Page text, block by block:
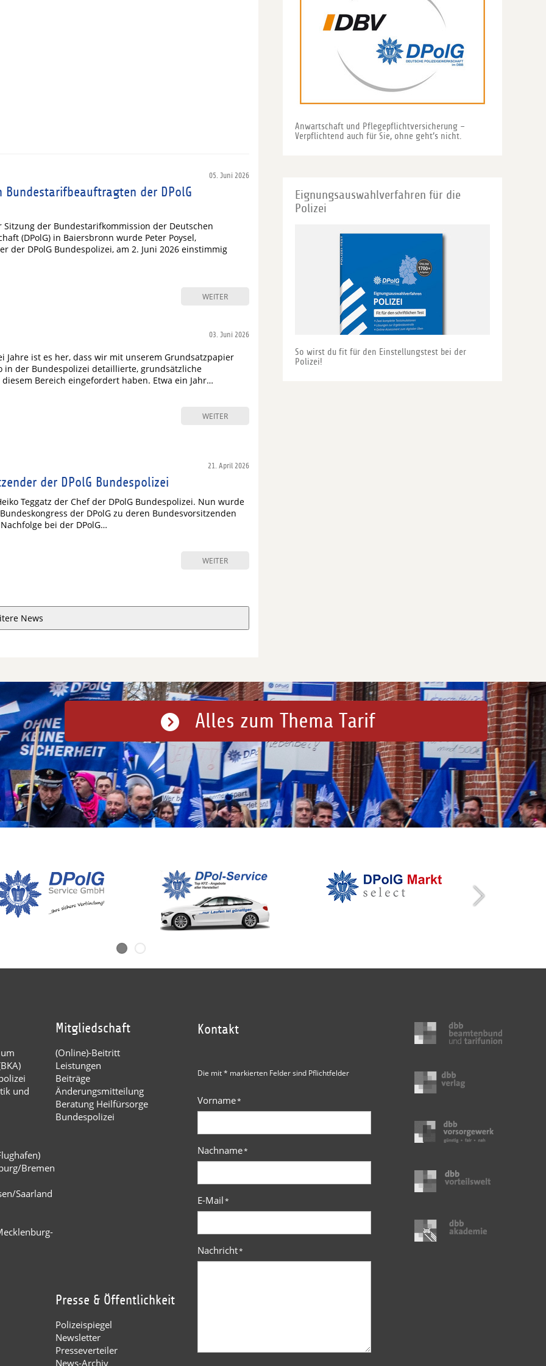
05. Juni 2026
der DPolG
Sitzung der Bundestarifkommission der Deutschen
(DPolG) in Baiersbronn wurde Peter Poysel,
der DPolG Bundespolizei, am 2. Juni 2026 einstimmig
WEITER
03. Juni 2026
Jahre ist es her, dass wir mit unserem Grundsatzpapier
in der Bundespolizei detaillierte, grundsätzliche
Bereich eingefordert haben. Etwa ein Jahr…
WEITER
21. April 2026
der DPolG Bundespolizei
Teggatz der Chef der DPolG Bundespolizei. Nun wurde
der DPolG zu deren Bundesvorsitzenden
bei der DPolG…
WEITER
News
Anwartschaft und Pflegepflichtversicherung –
Verpflichtend auch für Sie, ohne geht’s nicht.
Eignungsauswahlverfahren für die
Polizei
So wirst du fit für den Einstellungstest bei der
Polizei!
Alles zum Thema Tarif
und
Bremen
Saarland
Mitgliedschaft
(Online)-Beitritt
Leistungen
Beiträge
Änderungsmitteilung
Beratung Heilfürsorge
Bundespolizei
Presse & Öffentlichkeit
Polizeispiegel
Newsletter
Presseverteiler
News-Archiv
Kontakt
Die mit * markierten Felder sind Pflichtfelder
Vorname*
Nachname*
E-Mail*
Nachricht*